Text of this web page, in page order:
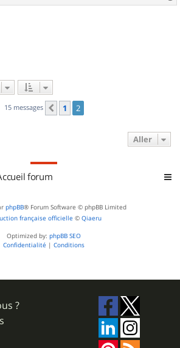
a
15 messages Précédent
1 2
Aller
forum
phpBB® Forum Software © phpBB Limited
française officielle © Qiaeru
Optimized by: phpBB SEO
Confidentialité | Conditions
?